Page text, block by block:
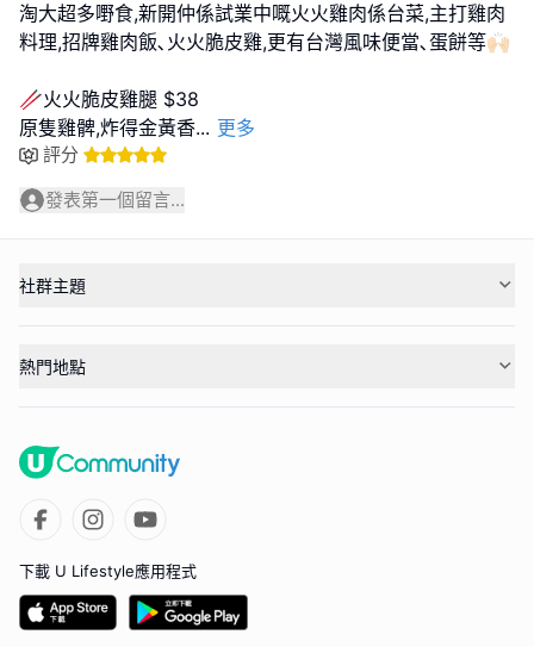
淘大超多嘢食,新開仲係試業中嘅火火雞肉係台菜,主打雞肉
料理,招牌雞肉飯､火火脆皮雞,更有台灣風味便當､蛋餅等🙌🏻
🥢火火脆皮雞腿 $38
原隻雞髀,炸得金黃香... 更多
評分
發表第一個留言...
社群主題
熱門地點
下載 U Lifestyle應用程式